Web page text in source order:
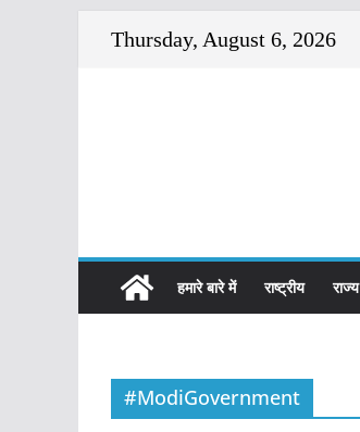
Thursday, August 6, 2026
हमारे बारे में राष्ट्रीय राज्य
#ModiGovernment